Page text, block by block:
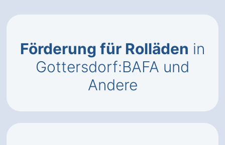
Förderung für Rolläden in
Gottersdorf:BAFA und
Andere